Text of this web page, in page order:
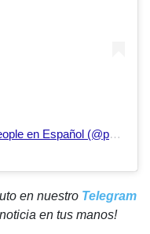
Una publicación compartida por People en Español (@peopleenespanol)
en nuestro Telegram
en tus manos!